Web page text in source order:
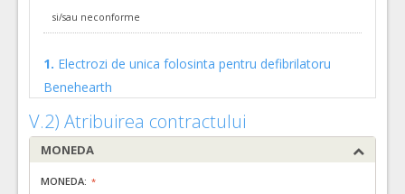
4. Canule plastic pentru aspiratie intrauterina
COD CPV: 33141220-8 Canule (Rev.2)
VALOAREA ESTIMATA FARA
800,00 - 38.400,00 Leu
3. Electrozi defibrilator Philips Heartstart
si/sau neconforme
1. Electrozi de unica folosinta pentru defibrilatoru
Benehearth
Data anularii:
Motivul anularii:Au fost depuse numai oferte inacceptabile
V.2) Atribuirea contractului
MONEDA
MONEDA: